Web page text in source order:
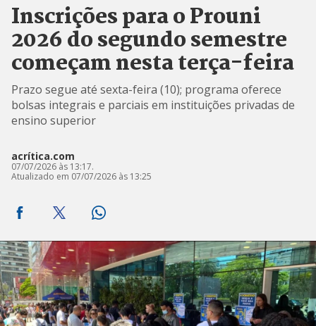
Inscrições para o Prouni
2026 do segundo semestre
começam nesta terça-feira
Prazo segue até sexta-feira (10); programa oferece
bolsas integrais e parciais em instituições privadas de
ensino superior
acrítica.com
07/07/2026 às 13:17.
Atualizado em 07/07/2026 às 13:25